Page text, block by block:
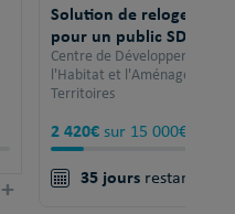
+
Solution de relogement
pour un public SDF
Centre de Développement
l'Habitat et l'Aménagement
Territoires
2 420€ sur 15 000€
35 jours restants !